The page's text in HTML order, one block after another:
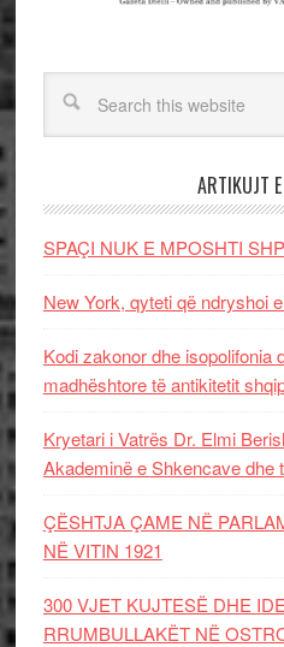
ARTIKUJT
SPAÇI NUK E MPOSHTI
New York, qyteti që ndryshoi
Kodi zakonor dhe isopolifonia
madhështore të antikitetit
Kryetari i Vatrës Dr. Elmi
Akademinë e Shkencave dhe
ÇËSHTJA ÇAME NË
NË VITIN 1921
300 VJET KUJTESË DHE
RRUMBULLAKËT NË